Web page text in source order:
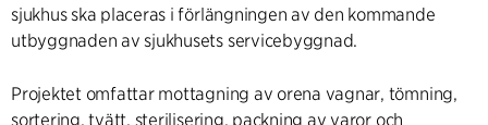
sjukhus ska placeras i förlängningen av den kommande
utbyggnaden av sjukhusets servicebyggnad.
Projektet omfattar mottagning av orena vagnar, tömning,
sortering, tvätt, sterilisering, packning av varor och